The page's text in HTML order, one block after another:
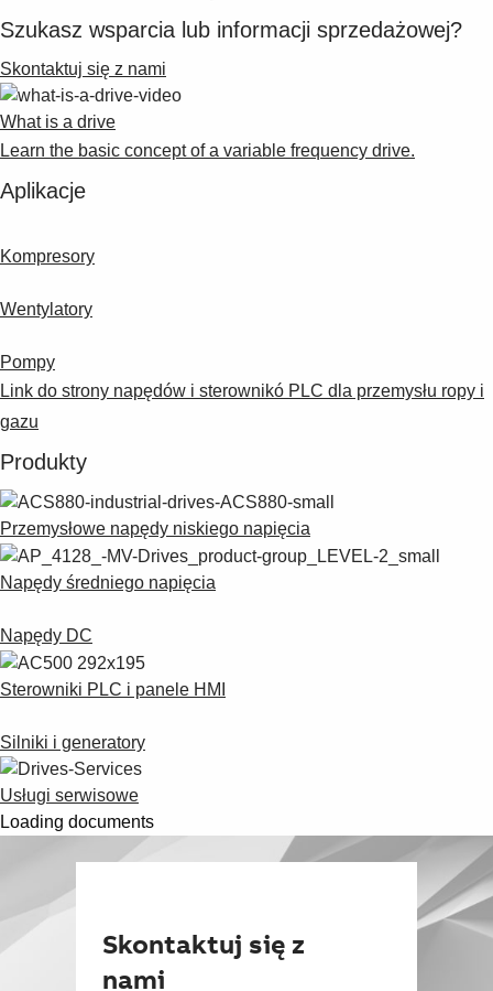
Products
See more products
Shopping list preview
0
Szukasz wsparcia lub informacji sprzedażowej?
Skontaktuj się z nami
What is a drive
Learn the basic concept of a variable frequency drive.
Aplikacje
Kompresory
Wentylatory
Pompy
Link do strony napędów i sterownikó PLC dla przemysłu ropy i
gazu
Produkty
Przemysłowe napędy niskiego napięcia
Napędy średniego napięcia
Napędy DC
Sterowniki PLC i panele HMI
Silniki i generatory
Usługi serwisowe
Loading documents
Skontaktuj się z
nami